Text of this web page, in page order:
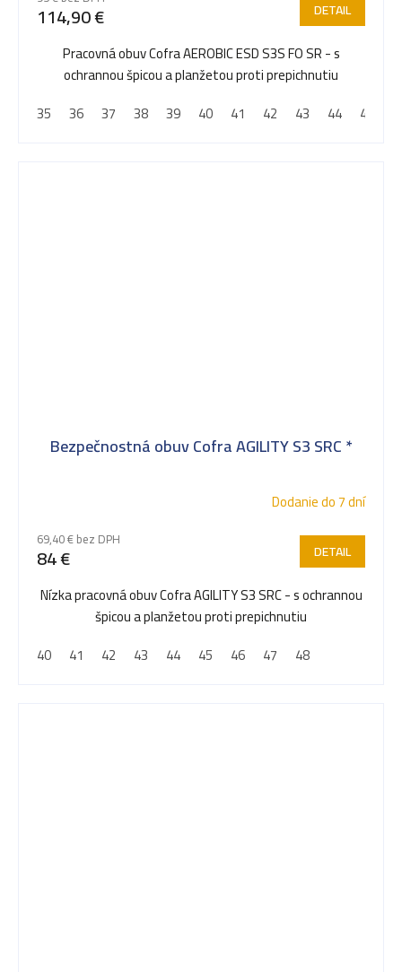
114,90 € DETAIL
Pracovná obuv Cofra AEROBIC ESD S3S FO SR - s
ochrannou špicou a planžetou proti prepichnutiu
35
36 37 38 39 40 41 42 43 44 45
Bezpečnostná obuv Cofra AGILITY S3 SRC *
Dodanie do 7 dní
69,40 € bez DPH
84 € DETAIL
Nízka pracovná obuv Cofra AGILITY S3 SRC - s ochrannou
špicou a planžetou proti prepichnutiu
40
41 42 43 44 45 46 47 48